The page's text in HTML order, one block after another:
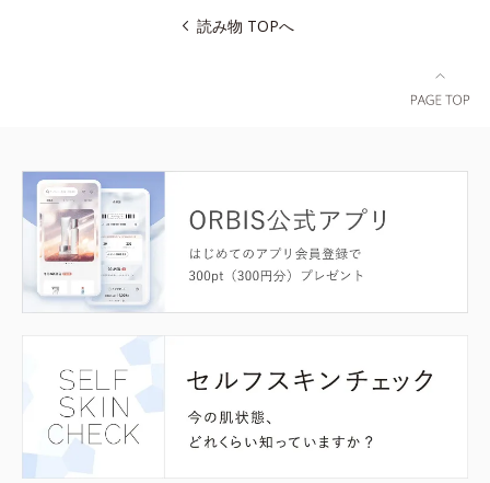
読み物 TOPへ